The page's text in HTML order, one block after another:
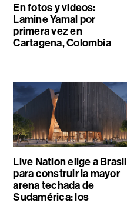
En fotos y videos:
Lamine Yamal por
primera vez en
Cartagena, Colombia
Live Nation elige a Brasil
para construir la mayor
arena techada de
Sudamérica: los